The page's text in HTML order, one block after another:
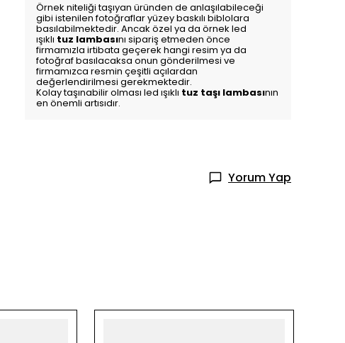
Örnek niteliği taşıyan üründen de anlaşılabileceği
gibi istenilen fotoğraflar yüzey baskılı biblolara
basılabilmektedir. Ancak özel ya da örnek led
ışıklı tuz lambasını sipariş etmeden önce
firmamızla irtibata geçerek hangi resim ya da
fotoğraf basılacaksa onun gönderilmesi ve
firmamızca resmin çeşitli açılardan
değerlendirilmesi gerekmektedir.
Kolay taşınabilir olması led ışıklı tuz taşı lambasının
en önemli artısıdır.
Yorum Yap